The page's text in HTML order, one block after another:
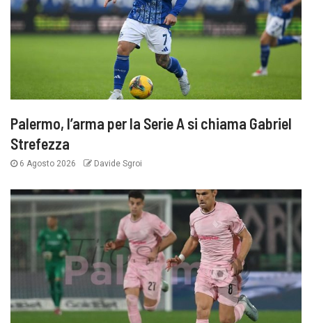
Palermo, l’arma per la Serie A si chiama Gabriel
Strefezza
6 Agosto 2026 Davide Sgroi